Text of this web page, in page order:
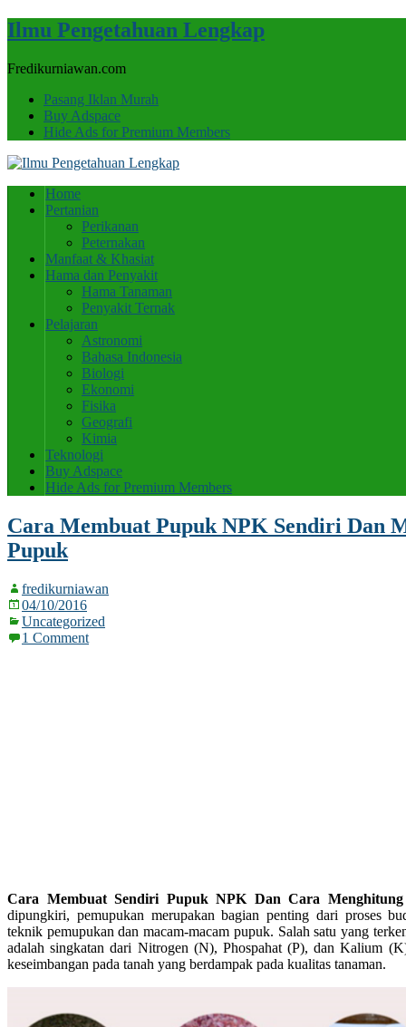
Ilmu Pengetahuan Lengkap
Fredikurniawan.com
Pasang Iklan Murah
Buy Adspace
Hide Ads for Premium Members
Home
Pertanian
Perikanan
Peternakan
Manfaat & Khasiat
Hama dan Penyakit
Hama Tanaman
Penyakit Ternak
Pelajaran
Astronomi
Bahasa Indonesia
Biologi
Ekonomi
Fisika
Geografi
Kimia
Teknologi
Buy Adspace
Hide Ads for Premium Members
Cara Membuat Pupuk NPK Sendiri Dan
Pupuk
fredikurniawan
04/10/2016
Uncategorized
1 Comment
Cara Membuat Sendiri Pupuk NPK Dan Cara
dipungkiri, pemupukan merupakan bagian penting dari proses
teknik pemupukan dan macam-macam pupuk. Salah satu yang
adalah singkatan dari Nitrogen (N), Phospahat (P), dan Kalium
keseimbangan pada tanah yang berdampak pada kualitas tanaman.